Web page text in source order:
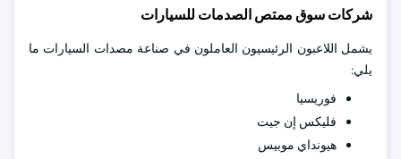
شركات سوق ممتص الصدمات للسيارات
يشمل اللاعبون الرئيسيون العاملون في صناعة مصدات السيارات ما
يلي:
فوريسيا
فليكس إن جيت
هيونداي موبيس